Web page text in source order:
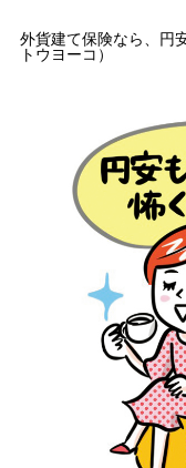
外貨建て保険なら、円
トウヨーコ）